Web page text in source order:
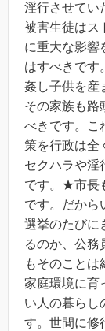
淫行させてい
被害生徒はス
に重大な影響
はすべきです
姦し子供を産
その家族も路
べきです。こ
策を行政は全
セクハラや淫
です。★市長
です。だから
選挙のたびに
るのか、公務
もそのこと
家庭環境に育
い人の暮らし
す。世間に修